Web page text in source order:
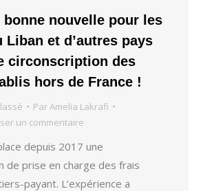
bonne nouvelle pour les
Liban et d’autres pays
circonscription des
hors de France !
ParAmelia Lakrafi
un commentaire
depuis 2017 une
de prise en charge des frais
payant. L’expérience a